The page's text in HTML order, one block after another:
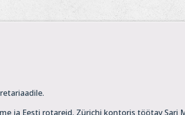
ja Eesti rotareid. Zürichi kontoris töötav Sari